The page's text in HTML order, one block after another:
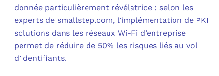
donnée particulièrement révélatrice : selon les
experts de smallstep.com, l’implémentation de PKI
solutions dans les réseaux Wi-Fi d’entreprise
permet de réduire de 50% les risques liés au vol
d’identifiants.